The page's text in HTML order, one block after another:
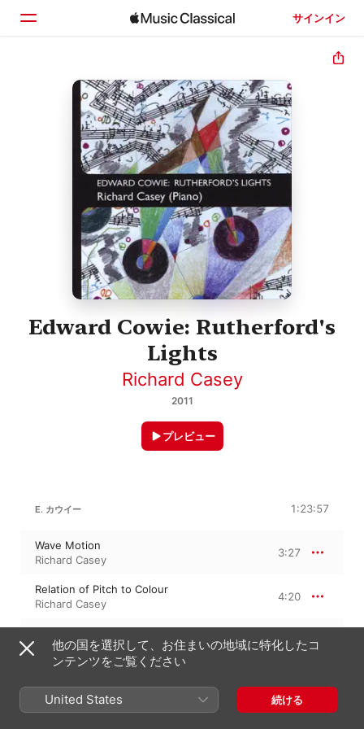
サインイン
ホーム
見つける
Edward Cowie: Rutherford's
Lights
Richard Casey
2011
プレビュー
E. カウイー 1:23:57
Wave Motion
Richard Casey
3:27
Relation of Pitch to Colour
Richard Casey
4:20
Richard Casey
1:47
Richard Casey
2:14
他の国を選択して、お住まいの地域に特化したコ
ンテンツをご覧ください
United States 続ける